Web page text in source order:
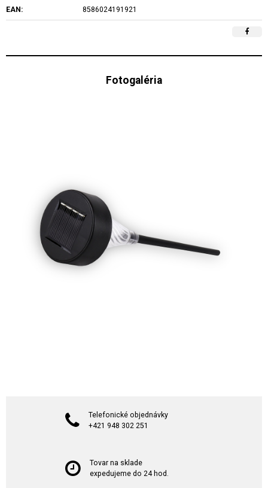
EAN: 8586024191921
Fotogaléria
Telefonické objednávky
+421 948 302 251
Tovar na sklade
expedujeme do 24 hod.